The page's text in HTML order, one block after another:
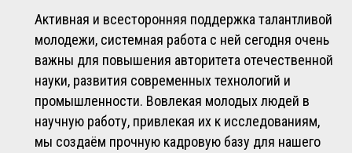
Активная и всесторонняя поддержка талантливой
молодежи, системная работа с ней сегодня очень
важны для повышения авторитета отечественной
науки, развития современных технологий и
промышленности. Вовлекая молодых людей в
научную работу, привлекая их к исследованиям,
мы создаём прочную кадровую базу для нашего